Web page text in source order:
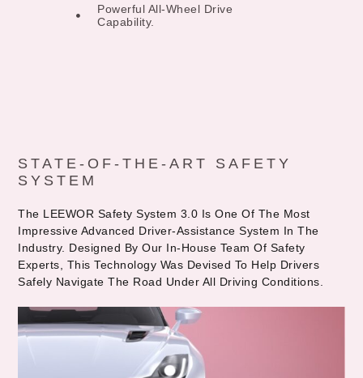
Powerful All-Wheel Drive
Capability.
STATE-OF-THE-ART SAFETY
SYSTEM
The LEEWOR Safety System 3.0 Is One Of The Most
Impressive Advanced Driver-Assistance System In The
Industry. Designed By Our In-House Team Of Safety
Experts, This Technology Was Devised To Help Drivers
Safely Navigate The Road Under All Driving Conditions.